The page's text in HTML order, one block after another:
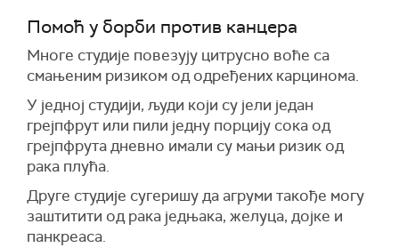
Помоћ у борби против канцера
Многе студије повезују цитрусно воће са
смањеним ризиком од одређених карцинома.
У једној студији, људи који су јели један
грејпфрут или пили једну порцију сока од
грејпфрута дневно имали су мањи ризик од
рака плућа.
Друге студије сугеришу да агруми такође могу
заштитити од рака једњака, желуца, дојке и
панкреаса.